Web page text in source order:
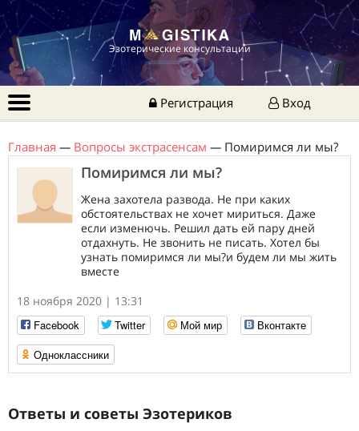
Эзотерические консультации
Регистрация Вход
Главная — Вопросы экстрасенсам — Помиримся ли мы?
Помиримся ли мы?
Жена захотела развода. Не при каких
обстоятельствах не хочет мириться. Даже
если изменючь. Решил дать ей пару дней
отдахнуть. Не звонить не писать. Хотел бы
узнать помиримся ли мы?и будем ли мы жить
вместе
18 ноября 2020 | 13:31
Facebook
Twitter Мой мир
Вконтакте
Одноклассники
Ответы и советы Эзотериков